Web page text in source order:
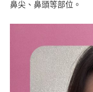
鼻尖、鼻頭等部位。